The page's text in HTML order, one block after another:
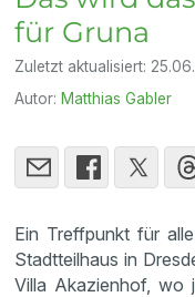
für Gruna
Zuletzt aktualisiert:
Autor: Matthias Gabler
Ein Treffpunkt für
Stadtteilhaus in
Villa Akazienhof, wo